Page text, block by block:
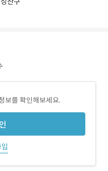
보를 확인해보세요.